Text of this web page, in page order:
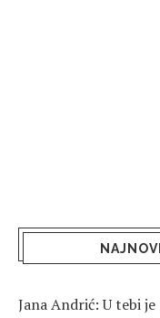
Jana Andrić: U tebi je